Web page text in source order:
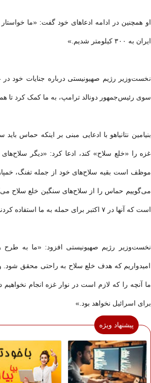
او همچنین در ادامه ادعاهای خود گفت: «ما
ایران به ۳۰۰ کیلومتر شدیم.»
نخست‌وزیر رژیم صهیونیستی درباره جنایات خود
سوی رئیس‌جمهور دونالد ترامپ، به ما کمک کرد تا
بنیامین نتانیاهو با ادعایی مبنی بر اینکه حماس
غزه را «خلع سلاح» کند، ادعا کرد: «دیگر
موظف است بقیه سلاح‌های خود از جمله تفنگ،
می‌گوییم حماس را از سلاح‌های سنگین خلع سلاح
است که آنها در ۷ اکتبر برای حمله به ما استفاده کردند.»
نخست‌وزیر رژیم صهیونیستی افزود: «ما به
امیدواریم که هدف خلع سلاح به راحتی محقق
ما آنچه را که لازم است در نوار غزه انجام
برای اسرائیل نخواهد بود.»
پیشنهاد ویژه